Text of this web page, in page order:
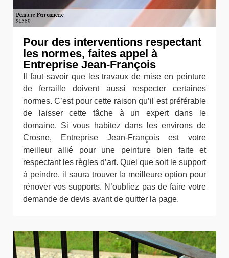
Pour des interventions respectant
les normes, faites appel à
Entreprise Jean-François
Il faut savoir que les travaux de mise en peinture
de ferraille doivent aussi respecter certaines
normes. C’est pour cette raison qu’il est préférable
de laisser cette tâche à un expert dans le
domaine. Si vous habitez dans les environs de
Crosne, Entreprise Jean-François est votre
meilleur allié pour une peinture bien faite et
respectant les règles d’art. Quel que soit le support
à peindre, il saura trouver la meilleure option pour
rénover vos supports. N’oubliez pas de faire votre
demande de devis avant de quitter la page.